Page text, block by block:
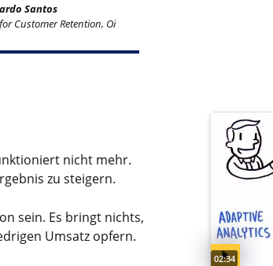
Santos
Customer Retention, Oi
nicht mehr.
zu steigern.
sein. Es bringt nichts,
Umsatz opfern.
Video duration:
02:34